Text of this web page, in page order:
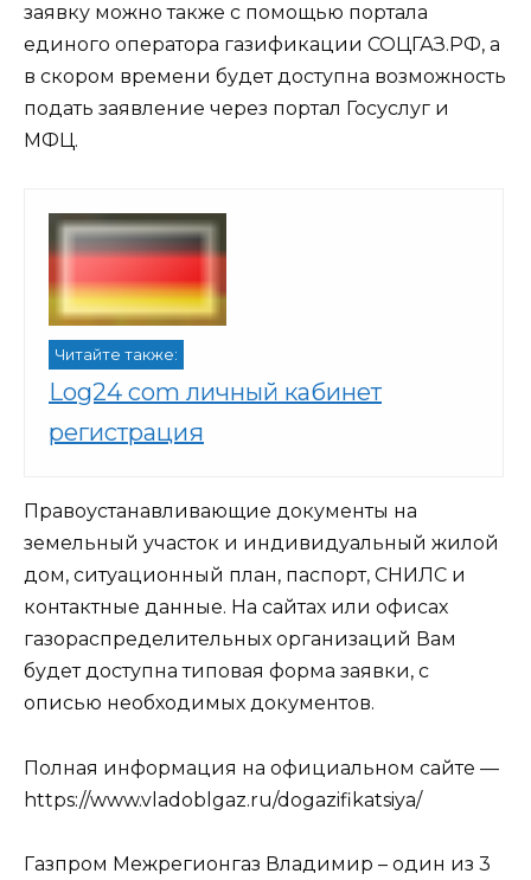
заявку можно также с помощью портала
единого оператора газификации СОЦГАЗ.РФ, а
в скором времени будет доступна возможность
подать заявление через портал Госуслуг и
МФЦ.
Читайте также:
Log24 com личный кабинет
регистрация
Правоустанавливающие документы на
земельный участок и индивидуальный жилой
дом, ситуационный план, паспорт, СНИЛС и
контактные данные. На сайтах или офисах
газораспределительных организаций Вам
будет доступна типовая форма заявки, с
описью необходимых документов.
Полная информация на официальном сайте —
https://www.vladoblgaz.ru/dogazifikatsiya/
Газпром Межрегионгаз Владимир – один из 3